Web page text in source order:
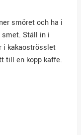
smöret och ha i
Ställ in i
i kakaoströsslet
till en kopp kaffe.